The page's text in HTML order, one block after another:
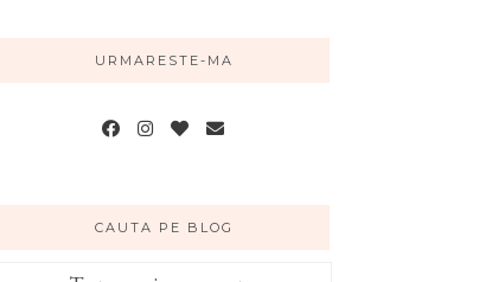
URMARESTE-MA
CAUTA PE BLOG